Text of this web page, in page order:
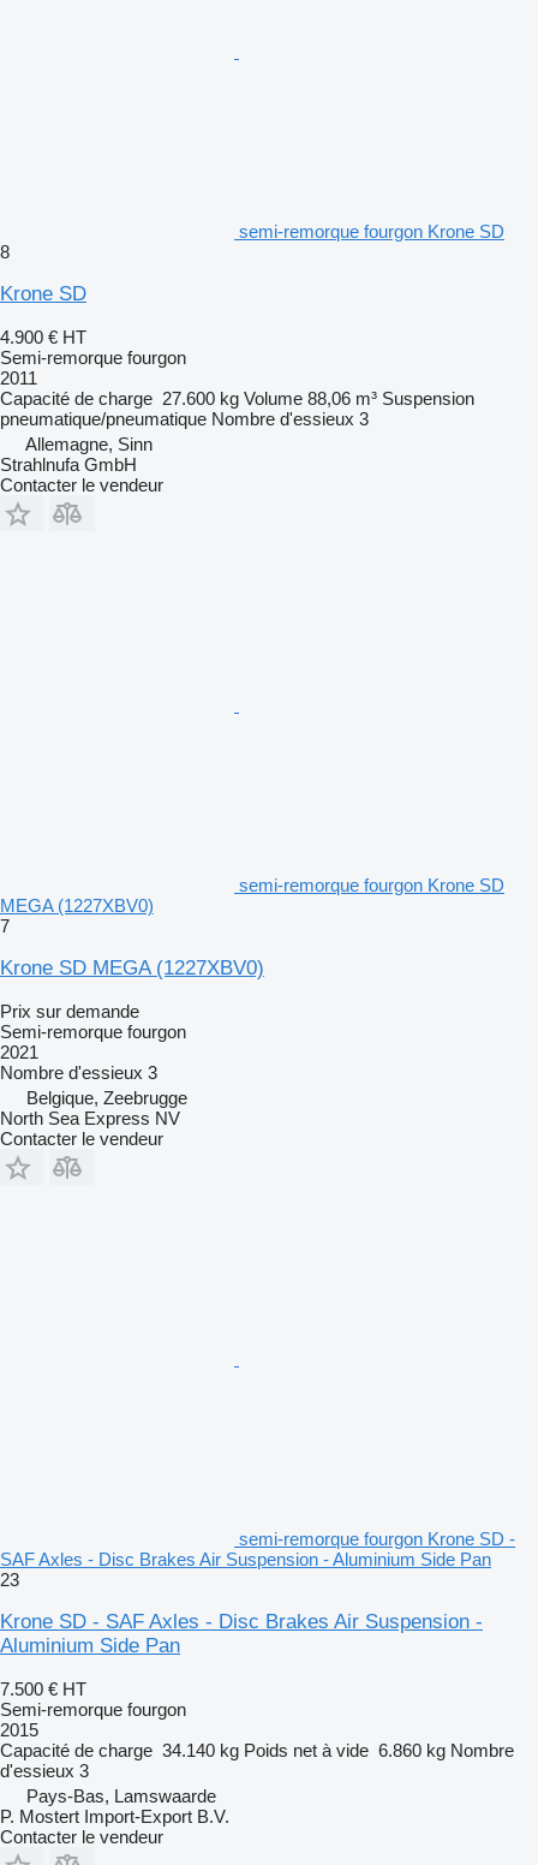
semi-remorque fourgon Krone SD
8
Krone SD
4.900 € HT
Semi-remorque fourgon
2011
Capacité de charge 27.600 kg Volume 88,06 m³ Suspension
pneumatique/pneumatique Nombre d'essieux 3
Allemagne, Sinn
Strahlnufa GmbH
Contacter le vendeur
semi-remorque fourgon Krone SD
MEGA (1227XBV0)
7
Krone SD MEGA (1227XBV0)
Prix sur demande
Semi-remorque fourgon
2021
Nombre d'essieux 3
Belgique, Zeebrugge
North Sea Express NV
Contacter le vendeur
semi-remorque fourgon Krone SD -
SAF Axles - Disc Brakes Air Suspension - Aluminium Side Pan
23
Krone SD - SAF Axles - Disc Brakes Air Suspension -
Aluminium Side Pan
7.500 € HT
Semi-remorque fourgon
2015
Capacité de charge 34.140 kg Poids net à vide 6.860 kg Nombre
d'essieux 3
Pays-Bas, Lamswaarde
P. Mostert Import-Export B.V.
Contacter le vendeur